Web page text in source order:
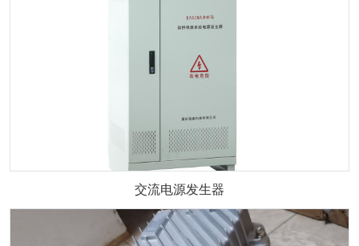
交流电源发生器